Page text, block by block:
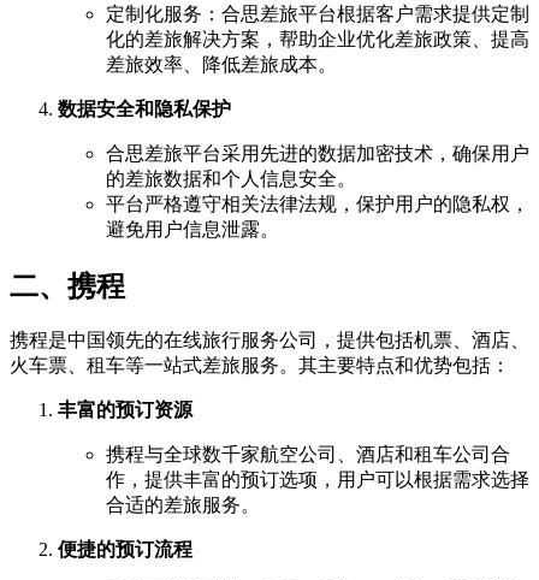
定制化服务：合思差旅平台根据客户需求提供定制
化的差旅解决方案，帮助企业优化差旅政策、提高
差旅效率、降低差旅成本。
数据安全和隐私保护
合思差旅平台采用先进的数据加密技术，确保用户
的差旅数据和个人信息安全。
平台严格遵守相关法律法规，保护用户的隐私权，
避免用户信息泄露。
二、携程
携程是中国领先的在线旅行服务公司，提供包括机票、酒店、
火车票、租车等一站式差旅服务。其主要特点和优势包括：
丰富的预订资源
携程与全球数千家航空公司、酒店和租车公司合
作，提供丰富的预订选项，用户可以根据需求选择
合适的差旅服务。
便捷的预订流程